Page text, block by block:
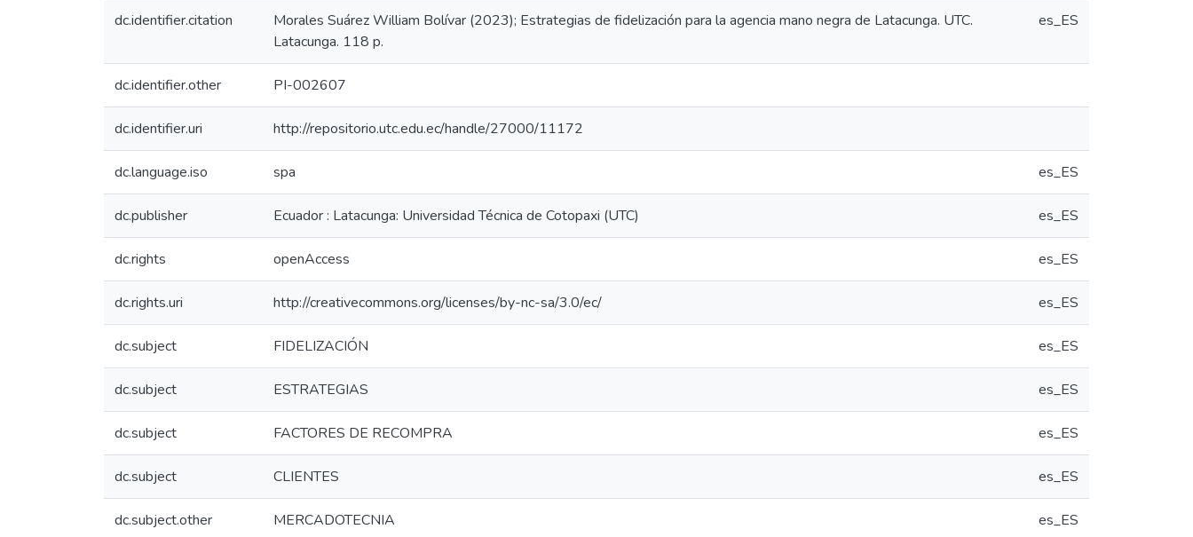
dc.identifier.citation
Morales Suárez William Bolívar (2023); Estrategias de fidelización para la agencia mano negra de Latacunga. UTC.
Latacunga. 118 p.
es_ES
dc.identifier.other PI-002607
dc.identifier.uri http://repositorio.utc.edu.ec/handle/27000/11172
dc.language.iso spa es_ES
dc.publisher Ecuador : Latacunga: Universidad Técnica de Cotopaxi (UTC) es_ES
dc.rights openAccess es_ES
dc.rights.uri http://creativecommons.org/licenses/by-nc-sa/3.0/ec/ es_ES
dc.subject FIDELIZACIÓN es_ES
dc.subject ESTRATEGIAS es_ES
dc.subject FACTORES DE RECOMPRA es_ES
dc.subject CLIENTES es_ES
dc.subject.other MERCADOTECNIA es_ES